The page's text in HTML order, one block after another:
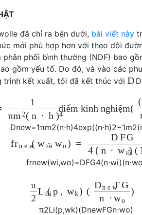
đã chỉ ra bên dưới, bài viết này
mới phù hợp hơn với theo dõi
phân phối bình thường (NDF) bao
gồm yếu tố. Do đó, và vào các
trình kết xuất, tôi đã kết thúc với D D
1
πm 2 (n ⋅ h )4
điểm kinh nghiệm(
Dnew=1πm2(n⋅h)4exp((n⋅h)2−1m2(
frn e w(wtôi
, wo ) =
D FG
4 ( n ⋅ wtôi
) (
frnew(wi,wo)=DFG4(n⋅wi)(n⋅w
π
2
Ltôi
(p , wk) (
Dn e wFG
n
⋅ wo
)
π2Li(p,wk)(DnewFGn⋅wo)